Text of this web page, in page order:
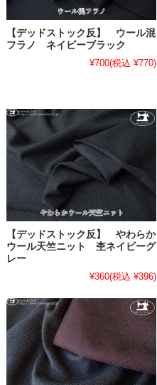
【デッドストック反】 ウール混
フラノ ネイビーブラック
¥700(税込 ¥770)
【デッドストック反】 やわらか
ウール天竺ニット 杢ネイビーグ
レー
¥360(税込 ¥396)